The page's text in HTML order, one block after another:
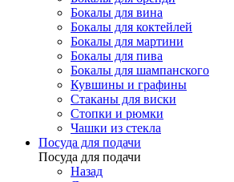
Бокалы для вина
Бокалы для коктейлей
Бокалы для мартини
Бокалы для пива
Бокалы для шампанского
Кувшины и графины
Стаканы для виски
Стопки и рюмки
Чашки из стекла
Посуда для подачи
Посуда для подачи
Назад